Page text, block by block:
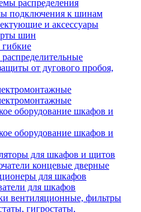
распределения
подключения к шинам
и аксессуары
шин
от дугового пробоя,
оборудование шкафов и
оборудование шкафов и
для шкафов и щитов
концевые дверные
для шкафов
для шкафов
вентиляционные, фильтры
гигростаты,